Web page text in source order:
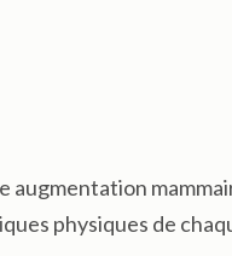
augmentation
physiques de